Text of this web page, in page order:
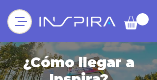
¿Cómo llegar a